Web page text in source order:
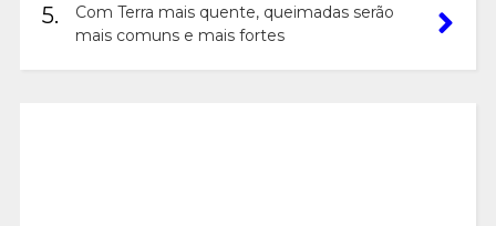
5.
Com Terra mais quente, queimadas serão
mais comuns e mais fortes